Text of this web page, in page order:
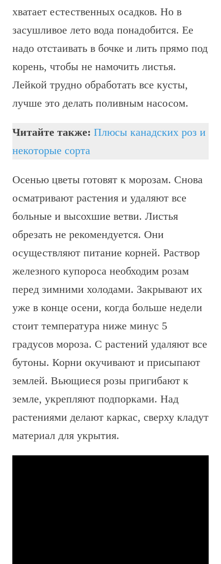
хватает естественных осадков. Но в
засушливое лето вода понадобится. Ее
надо отстаивать в бочке и лить прямо под
корень, чтобы не намочить листья.
Лейкой трудно обработать все кусты,
лучше это делать поливным насосом.
Читайте также: Плюсы канадских роз и
некоторые сорта
Осенью цветы готовят к морозам. Снова
осматривают растения и удаляют все
больные и высохшие ветви. Листья
обрезать не рекомендуется. Они
осуществляют питание корней. Раствор
железного купороса необходим розам
перед зимними холодами. Закрывают их
уже в конце осени, когда больше недели
стоит температура ниже минус 5
градусов мороза. С растений удаляют все
бутоны. Корни окучивают и присыпают
землей. Вьющиеся розы пригибают к
земле, укрепляют подпорками. Над
растениями делают каркас, сверху кладут
материал для укрытия.